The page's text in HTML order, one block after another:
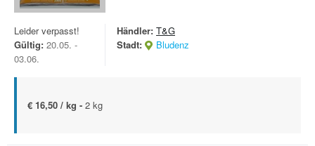
Leider verpasst!
Gültig: 20.05. -
03.06.
Händler: T&G
Stadt:
Bludenz
€ 16,50 / kg - 2 kg